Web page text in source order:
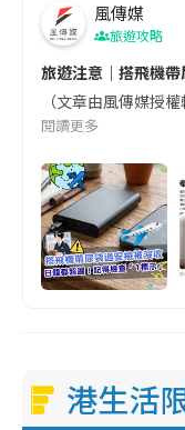
風傳媒
旅遊攻略
旅遊注意｜搭飛機
（文章由風傳媒授
閱讀更多
港生活